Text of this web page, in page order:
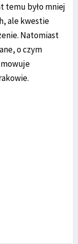
temu było mniej
ale kwestie
Natomiast
o czym